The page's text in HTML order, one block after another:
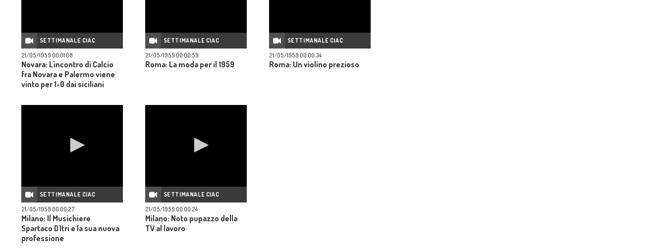
SETTIMANALE CIAC
21/05/1959 00:01:08
Novara: L'incontro di Calcio
fra Novara e Palermo viene
vinto per 1-0 dai siciliani
SETTIMANALE CIAC
21/05/1959 00:00:59
Roma: La moda per il 1959
SETTIMANALE CIAC
21/05/1959 00:00:34
Roma: Un violino prezioso
SETTIMANALE CIAC
21/05/1959 00:00:27
Milano: Il Musichiere
Spartaco D'Itri e la sua nuova
professione
SETTIMANALE CIAC
21/05/1959 00:00:24
Milano: Noto pupazzo della
TV al lavoro